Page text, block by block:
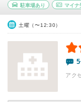
駐車場あり マイナ
土曜（〜12:30）
アク